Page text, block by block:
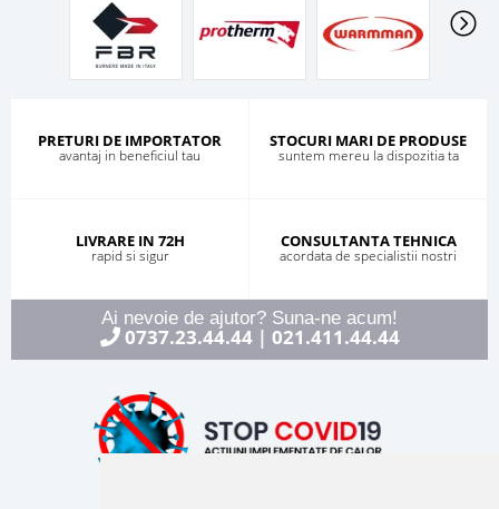
PRETURI DE IMPORTATOR
avantaj in beneficiul tau
STOCURI MARI DE PRODUSE
suntem mereu la dispozitia ta
LIVRARE IN 72H
rapid si sigur
CONSULTANTA TEHNICA
acordata de specialistii nostri
Ai nevoie de ajutor? Suna-ne acum!
0737.23.44.44| 021.411.44.44